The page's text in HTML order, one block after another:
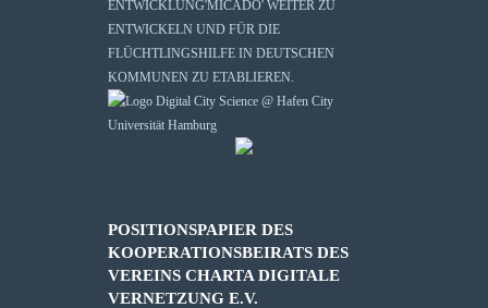
ENTWICKLUNG'MICADO' WEITER ZU
ENTWICKELN UND FÜR DIE
FLÜCHTLINGSHILFE IN DEUTSCHEN
KOMMUNEN ZU ETABLIEREN.
POSITIONSPAPIER DES
KOOPERATIONSBEIRATS DES
VEREINS CHARTA DIGITALE
VERNETZUNG E.V.